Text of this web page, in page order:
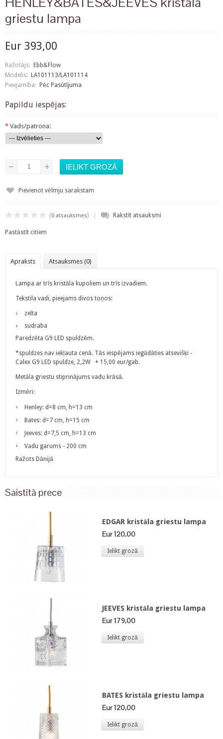
griestu lampa
Eur 393,00
Ražotājs:
Ebb&Flow
Modelis: LA101113/LA101114
Pieejamība: Pēc Pasūtījuma
Papildu iespējas:
* Vads/patrona:
Pievienot vēlmju sarakstam
(0 atsauksmes) Rakstīt atsauksmi
Pastāstīt citiem
Apraksts Atsauksmes (0)
Lampa ar trīs kristāla kupoliem un trīs izvadiem.
Tekstila vadi, pieejams divos toņos:
zelta
sudraba
Paredzēta G9 LED spuldzēm.
*spuldzes nav iekļauta cenā. Tās iespējams iegādāties atsevišķi -
Calex G9 LED spuldze, 2,2W + 15,00 eur/gab.
Metāla griestu stiprinājums vadu krāsā.
​Izmēri:
Henley: d=8 cm, h=13 cm
Bates: d=7 cm, h=15 cm
Jeeves: d=7,5 cm, h=13 cm
Vadu garums - 200 cm
​Ražots Dānijā
Saistītā prece
EDGAR kristāla griestu lampa
Eur 120,00
Ielikt grozā
JEEVES kristāla griestu lampa
Eur 179,00
Ielikt grozā
BATES kristāla griestu lampa
Eur 120,00
Ielikt grozā